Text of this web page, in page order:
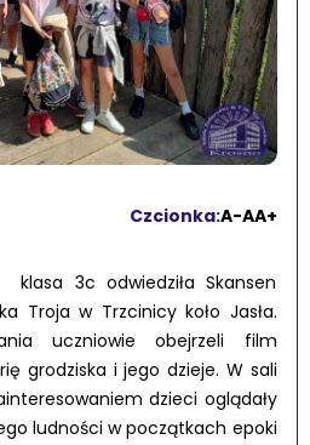
Czcionka:A-AA+
3c odwiedziła Skansen
Troja w Trzcinicy koło Jasła.
uczniowie obejrzeli film
grodziska i jego dzieje. W sali
dzieci oglądały
ludności w początkach epoki